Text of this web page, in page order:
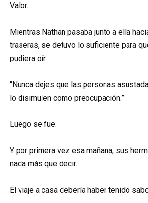
Valor.
Mientras Nathan pasaba junto a ella
traseras, se detuvo lo suficiente para
pudiera oír.
“Nunca dejes que las personas
lo disimulen como preocupación.”
Luego se fue.
Y por primera vez esa mañana, sus
nada más que decir.
El viaje a casa debería haber tenido